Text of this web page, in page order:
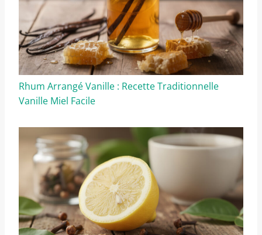
Rhum Arrangé Vanille : Recette Traditionnelle
Vanille Miel Facile